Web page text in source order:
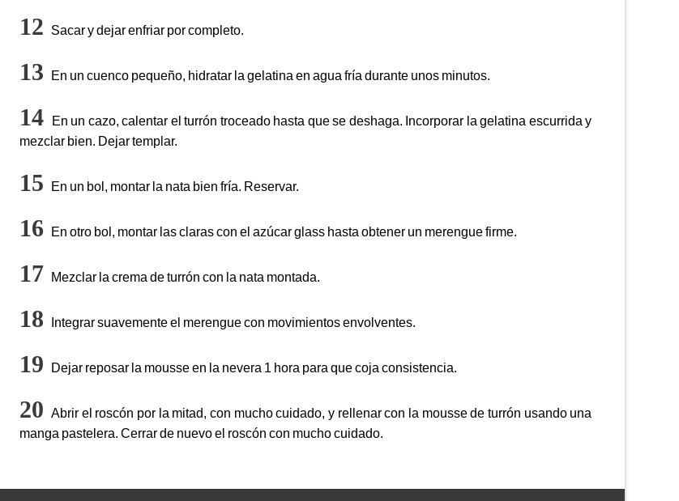
Sacar y dejar enfriar por completo.
En un cuenco pequeño, hidratar la gelatina en agua fría durante unos minutos.
En un cazo, calentar el turrón troceado hasta que se deshaga. Incorporar la gelatina escurrida y
mezclar bien. Dejar templar.
En un bol, montar la nata bien fría. Reservar.
En otro bol, montar las claras con el azúcar glass hasta obtener un merengue firme.
Mezclar la crema de turrón con la nata montada.
Integrar suavemente el merengue con movimientos envolventes.
Dejar reposar la mousse en la nevera 1 hora para que coja consistencia.
Abrir el roscón por la mitad, con mucho cuidado, y rellenar con la mousse de turrón usando una
manga pastelera. Cerrar de nuevo el roscón con mucho cuidado.